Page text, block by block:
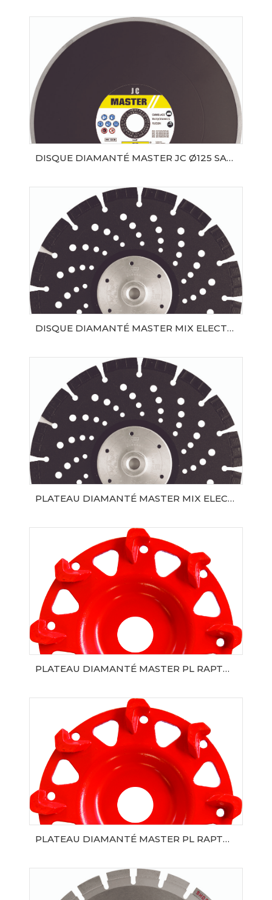
AJOUTER AU PANIER
DISQUE DIAMANTÉ MASTER JC Ø125 SAMEDIA
AJOUTER AU PANIER
DISQUE DIAMANTÉ MASTER MIX ELECTRO Ø125 SAMEDIA
AJOUTER AU PANIER
PLATEAU DIAMANTÉ MASTER MIX ELECTRO Ø230 SAMEDIA
AJOUTER AU PANIER
PLATEAU DIAMANTÉ MASTER PL RAPTOR Ø125 SAMEDIA
AJOUTER AU PANIER
PLATEAU DIAMANTÉ MASTER PL RAPTOR Ø180 SAMEDIA
AJOUTER AU PANIER